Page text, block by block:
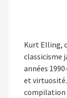
Kurt Elling,
classicisme
années
et
compilation